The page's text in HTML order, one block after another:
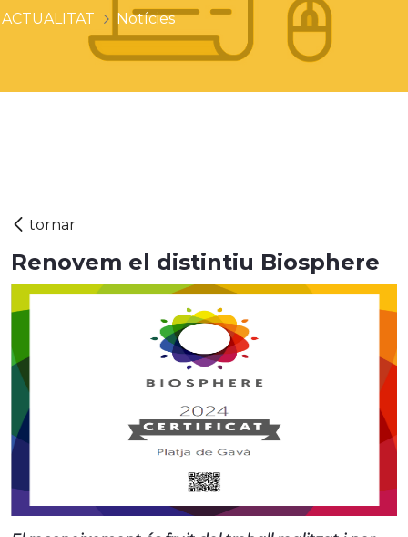
ACTUALITAT Notícies
Renovem el distintiu Biosphere